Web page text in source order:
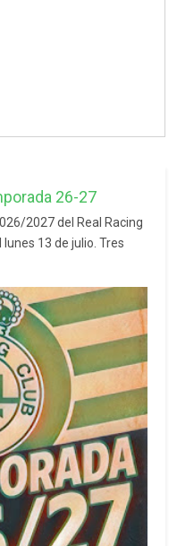
26-27
2027 del Real Racing
13 de julio. Tres